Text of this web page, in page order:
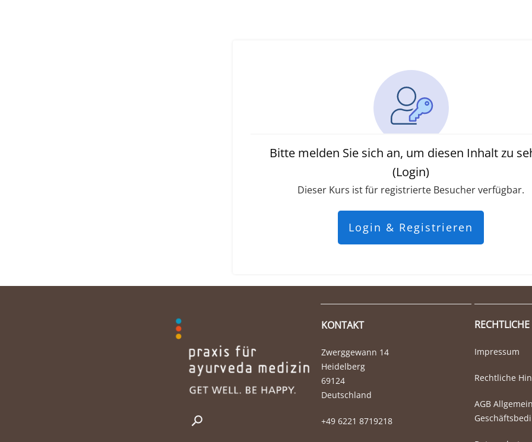
Bitte melden Sie sich an, um diesen Inhalt zu
(Login)
Dieser Kurs ist für registrierte Besucher verfügbar.
Login & Registrieren
KONTAKT
Zwerggewann 14
Heidelberg
69124
Deutschland
+49 6221 8719218
Impressum
Rechtliche
AGB